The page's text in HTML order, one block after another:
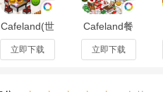
Cafeland(世
界餐厅咖啡
馆)2.73.7
立即下载
Cafeland餐
厅游戏安卓
版v2.73.7
立即下载